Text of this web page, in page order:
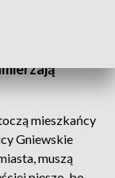
mieszkańcy
Gniewskie
muszą